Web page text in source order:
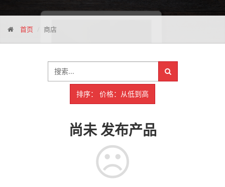
首页 商店
排序： 价格：从低到高
尚未发布产品
☹